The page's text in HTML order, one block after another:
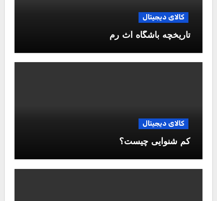
کالای دیجیتال
تاریخچه باشگاه آث رم
کالای دیجیتال
کم شنوایی چیست؟